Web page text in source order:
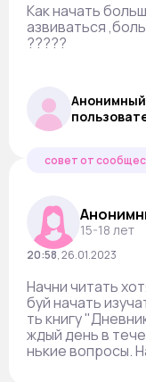
Как начать
азвиваться
?????
Анонимный
совет от
15-18 лет
20:58,26.01.2023
Начни читать
буй начать
ть книгу
ждый день в
нькие вопросы.